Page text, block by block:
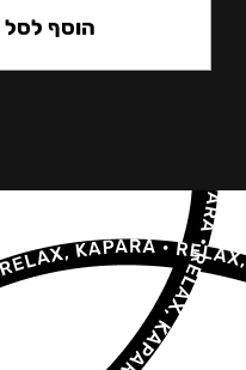
הוסף לסל